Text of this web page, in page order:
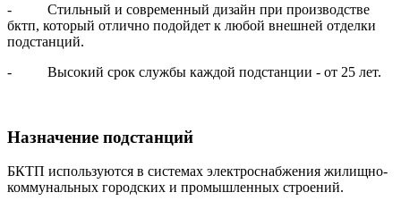
- Стильный и современный дизайн при производстве
бктп, который отлично подойдет к любой внешней отделки
подстанций.
- Высокий срок службы каждой подстанции - от 25 лет.
Назначение подстанций
БКТП используются в системах электроснабжения жилищно-
коммунальных городских и промышленных строений.